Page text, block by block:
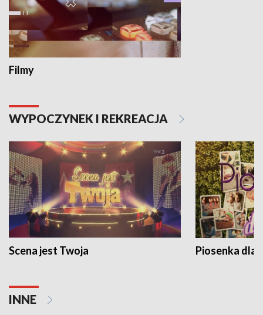
Filmy
WYPOCZYNEK I REKREACJA
Scena jest Twoja Piosenka dla
INNE